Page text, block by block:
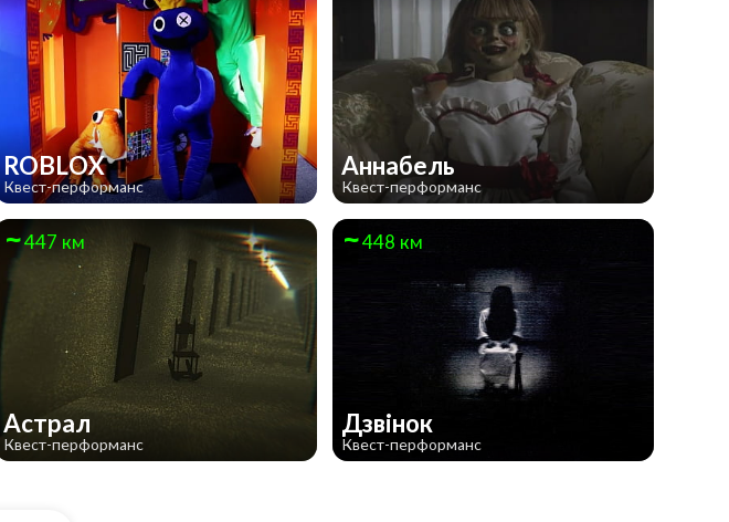
ROBLOX
Квест-перформанс
Аннабель
Квест-перформанс
447 км
Астрал
Квест-перформанс
448 км
Дзвінок
Квест-перформанс